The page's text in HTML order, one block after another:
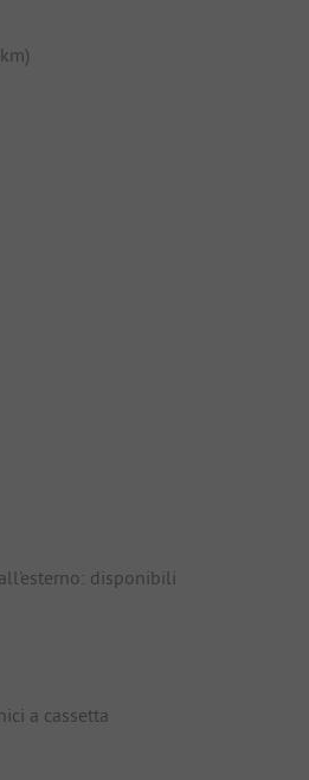
disponibili
a cassetta